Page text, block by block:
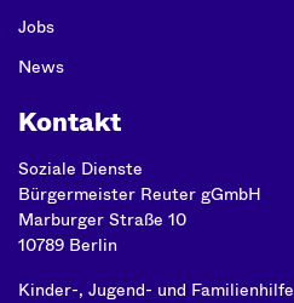
Jobs
News
Kontakt
Soziale Dienste
Bürgermeister Reuter gGmbH
Marburger Straße 10
10789 Berlin
Kinder-, Jugend- und Familienhilfe